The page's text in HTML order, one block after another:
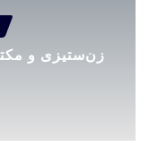
زن‌ستیزی و